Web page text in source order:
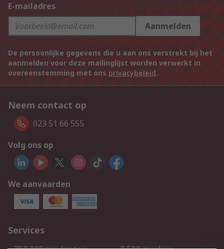
E-mailadres
Aanmelden
De persoonlijke gegevens die u aan ons verstrekt bij het
aanmelden voor deze mailinglijst worden verwerkt in
overeenstemming met ons privacybeleid.
Neem contact op
023 51 66 555
Volg ons op
We aanvaarden
Services